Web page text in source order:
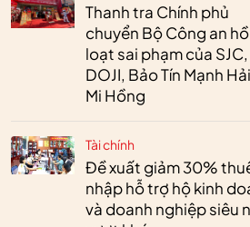
Thanh tra Chính phủ
chuyển Bộ Công an
loạt sai phạm của SJC,
DOJI, Bảo Tín Mạnh
Mi Hồng
Tài chính
Đề xuất giảm 30%
nhập hỗ trợ hộ kinh
và doanh nghiệp siêu